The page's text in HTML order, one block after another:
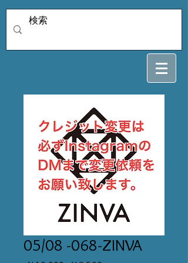
05/08 -068-ZINVA